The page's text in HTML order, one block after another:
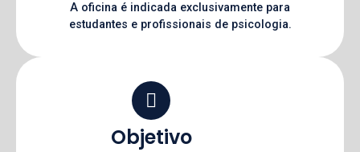
A oficina é indicada exclusivamente para
estudantes e profissionais de psicologia.
Objetivo